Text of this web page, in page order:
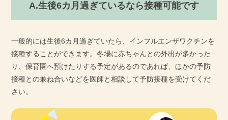
A.生後6カ月過ぎているなら接種可能です
一般的には生後6カ月過ぎていたら、インフルエンザワクチンを
接種することができます。冬場に赤ちゃんとの外出が多かった
り、保育園へ預けたりする予定があるのであれば、ほかの予防
接種との兼ね合いなどを医師と相談して予防接種を受けてくだ
さい。